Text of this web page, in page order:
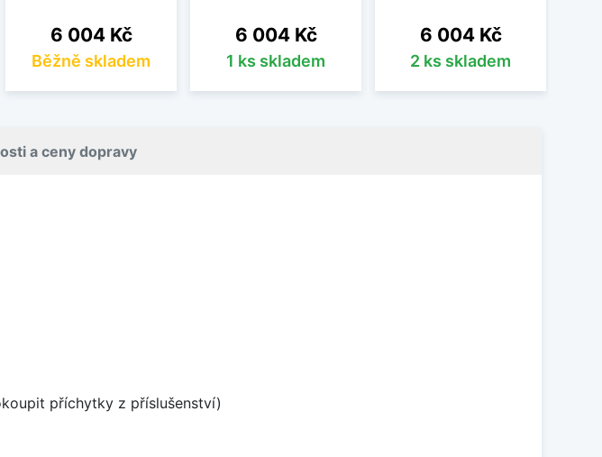
Cena
6 004 Kč
Běžně skladem
Cena
6 004 Kč
1 ks skladem
Cena
6 004 Kč
2 ks skladem
a ceny dopravy
příchytky z příslušenství)